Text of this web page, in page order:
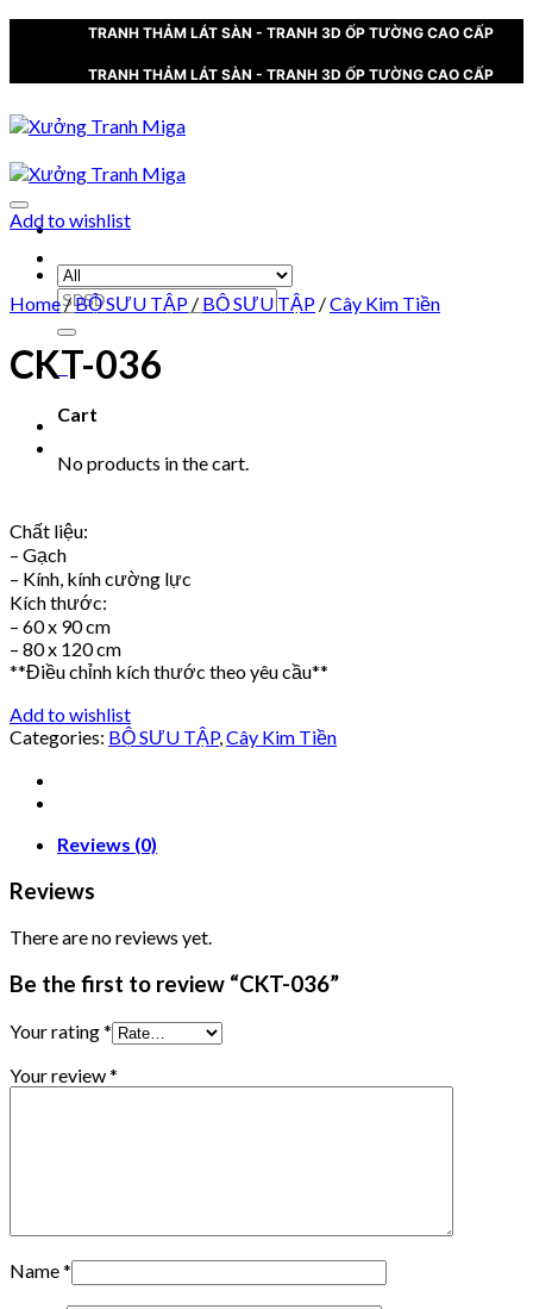
TRANH THẢM LÁT SÀN - TRANH 3D ỐP TƯỜNG CAO CẤP
TRANH THẢM LÁT SÀN - TRANH 3D ỐP TƯỜNG CAO CẤP
Search
for:
Cart
No products in the cart.
Add to wishlist
Home/BỘ SƯU TẬP / BỘ SƯU TẬP /Cây Kim Tiền
CKT-036
Chất liệu:
– Gạch
– Kính, kính cường lực
Kích thước:
– 60 x 90 cm
– 80 x 120 cm
**Điều chỉnh kích thước theo yêu cầu**
Add to wishlist
Categories: BỘ SƯU TẬP,Cây Kim Tiền
Reviews (0)
Reviews
There are no reviews yet.
Be the first to review “CKT-036”
Your rating*
Your review*
Name*